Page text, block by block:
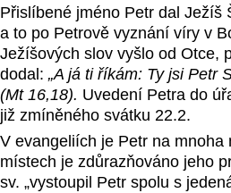
Přislíbené jméno Petr dal Ježíš
a to po Petrově vyznání víry v
Ježíšových slov vyšlo od Otce,
dodal: „A já ti říkám: Ty jsi Petr
(Mt 16,18). Uvedení Petra do
již zmíněného svátku 22.2.
V evangeliích je Petr na
místech je zdůrazňováno jeho
sv. „vystoupil Petr spolu s